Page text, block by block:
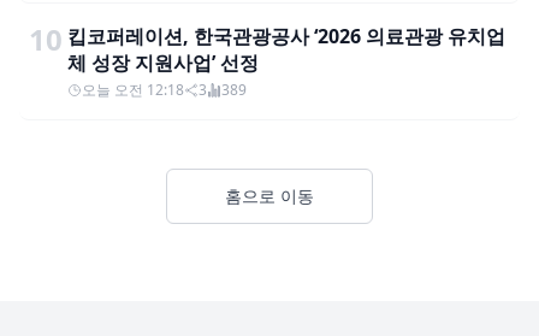
10 킵코퍼레이션, 한국관광공사 ‘2026 의료관광 유치업
체 성장 지원사업’ 선정
오늘 오전 12:18 3 389
홈으로 이동